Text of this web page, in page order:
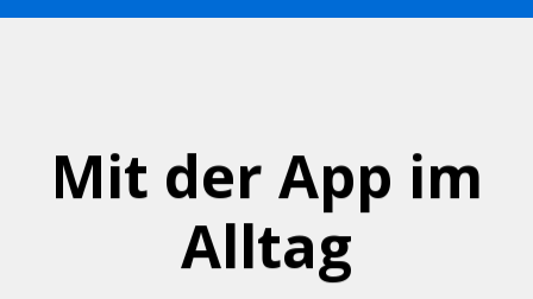
Mit der App im
Alltag